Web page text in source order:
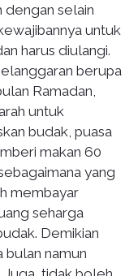
dengan selain
untuk
harus diulangi.
berupa
Ramadan,
untuk
budak, puasa
makan 60
yang
membayar
seharga
Demikian
bulan namun